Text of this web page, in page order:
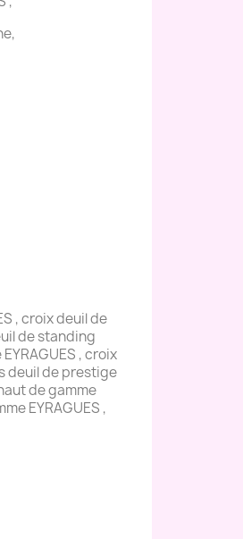
, croix deuil de
de standing
, croix
deuil de prestige
de gamme
EYRAGUES ,